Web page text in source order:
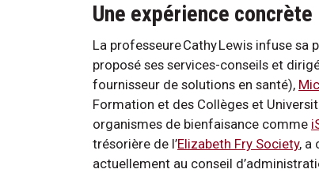
Une expérience concrète
La professeure Cathy Lewis infuse sa
proposé ses services-conseils et
fournisseur de solutions en santé),
Formation et des Collèges et
organismes de bienfaisance comme
trésorière de l’Elizabeth Fry Society, a
actuellement au conseil